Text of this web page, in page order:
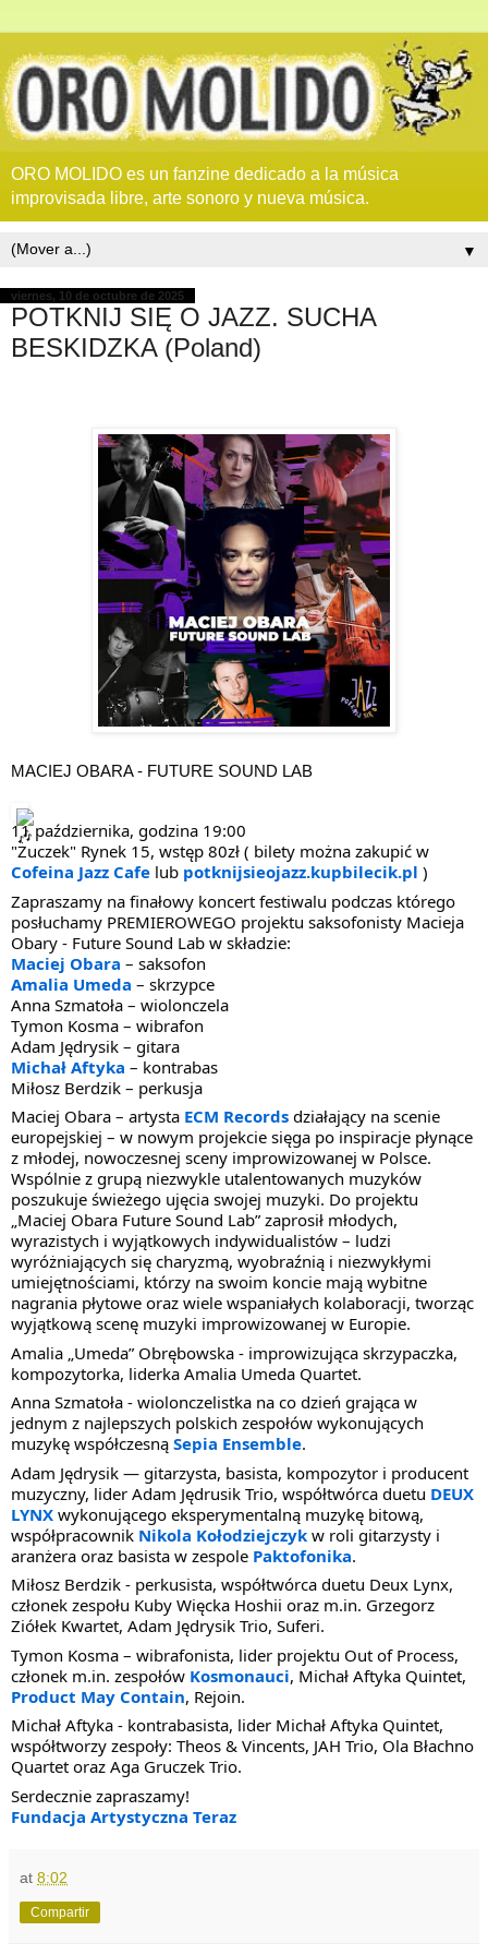
ORO MOLIDO es un fanzine dedicado a la música
improvisada libre, arte sonoro y nueva música.
▼
viernes, 10 de octubre de 2025
POTKNIJ SIĘ O JAZZ. SUCHA
BESKIDZKA (Poland)
MACIEJ OBARA - FUTURE SOUND LAB
11 października, godzina 19:00
"Żuczek" Rynek 15, wstęp 80zł ( bilety można zakupić w
Cofeina Jazz Cafe lub potknijsieojazz.kupbilecik.pl )
Zapraszamy na finałowy koncert festiwalu podczas którego
posłuchamy PREMIEROWEGO projektu saksofonisty Macieja
Obary - Future Sound Lab w składzie:
Maciej Obara – saksofon
Amalia Umeda – skrzypce
Anna Szmatoła – wiolonczela
Tymon Kosma – wibrafon
Adam Jędrysik – gitara
Michał Aftyka – kontrabas
Miłosz Berdzik – perkusja
Maciej Obara – artysta ECM Records działający na scenie
europejskiej – w nowym projekcie sięga po inspiracje płynące
z młodej, nowoczesnej sceny improwizowanej w Polsce.
Wspólnie z grupą niezwykle utalentowanych muzyków
poszukuje świeżego ujęcia swojej muzyki. Do projektu
„Maciej Obara Future Sound Lab” zaprosił młodych,
wyrazistych i wyjątkowych indywidualistów – ludzi
wyróżniających się charyzmą, wyobraźnią i niezwykłymi
umiejętnościami, którzy na swoim koncie mają wybitne
nagrania płytowe oraz wiele wspaniałych kolaboracji, tworząc
wyjątkową scenę muzyki improwizowanej w Europie.
Amalia „Umeda” Obrębowska - improwizująca skrzypaczka,
kompozytorka, liderka Amalia Umeda Quartet.
Anna Szmatoła - wiolonczelistka na co dzień grająca w
jednym z najlepszych polskich zespołów wykonujących
muzykę współczesną Sepia Ensemble.
Adam Jędrysik — gitarzysta, basista, kompozytor i producent
muzyczny, lider Adam Jędrusik Trio, współtwórca duetu DEUX
LYNX wykonującego eksperymentalną muzykę bitową,
współpracownik Nikola Kołodziejczyk w roli gitarzysty i
aranżera oraz basista w zespole Paktofonika.
Miłosz Berdzik - perkusista, współtwórca duetu Deux Lynx,
członek zespołu Kuby Więcka Hoshii oraz m.in. Grzegorz
Ziółek Kwartet, Adam Jędrysik Trio, Suferi.
Tymon Kosma – wibrafonista, lider projektu Out of Process,
członek m.in. zespołów Kosmonauci, Michał Aftyka Quintet,
Product May Contain, Rejoin.
Michał Aftyka - kontrabasista, lider Michał Aftyka Quintet,
współtworzy zespoły: Theos & Vincents, JAH Trio, Ola Błachno
Quartet oraz Aga Gruczek Trio.
Serdecznie zapraszamy!
Fundacja Artystyczna Teraz
at 8:02
Compartir